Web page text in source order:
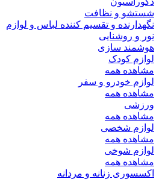
شستشو و نظافت
نگهدارنده و تقسیم کننده لباس و لوازم
نور و روشنایی
هوشمند سازی
لوازم کودک
مشاهده همه
لوازم خودرو و سفر
مشاهده همه
ورزشی
مشاهده همه
لوازم شخصی
مشاهده همه
لوازم شوخی
مشاهده همه
اکسسوری زنانه و مردانه